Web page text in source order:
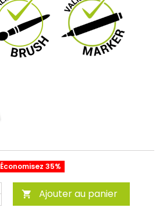
Économisez 35%
 Ajouter au panier